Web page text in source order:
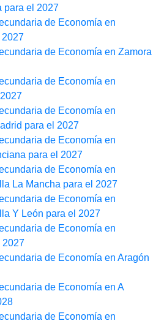
para el 2027
de Economía en
de Economía en Zamora
de Economía en
de Economía en
para el 2027
de Economía en
para el 2027
de Economía en
La Mancha para el 2027
de Economía en
Y León para el 2027
de Economía en
2027
de Economía en Aragón
de Economía en A
de Economía en